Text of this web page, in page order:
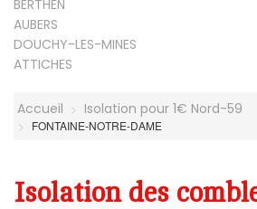
BERTHEN
AUBERS
DOUCHY-LES-MINES
ATTICHES
Accueil Isolation pour 1€ Nord-59
FONTAINE-NOTRE-DAME
Isolation des